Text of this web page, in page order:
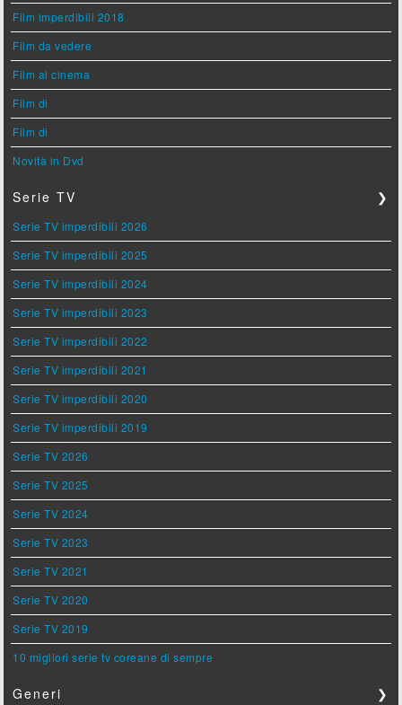
Film imperdibili 2018
Film da vedere
Film al cinema
Film di
Film di
Novità in Dvd
Serie TV ❯
Serie TV imperdibili 2026
Serie TV imperdibili 2025
Serie TV imperdibili 2024
Serie TV imperdibili 2023
Serie TV imperdibili 2022
Serie TV imperdibili 2021
Serie TV imperdibili 2020
Serie TV imperdibili 2019
Serie TV 2026
Serie TV 2025
Serie TV 2024
Serie TV 2023
Serie TV 2021
Serie TV 2020
Serie TV 2019
10 migliori serie tv coreane di sempre
Generi ❯